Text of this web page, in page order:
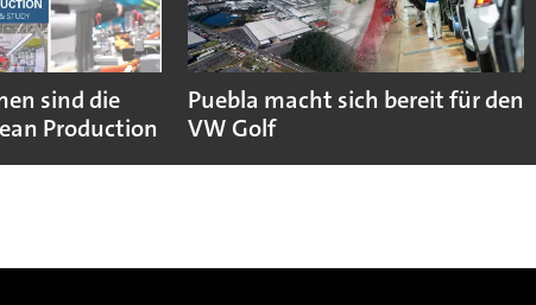
sind die
Production
Puebla macht sich bereit für den
VW Golf